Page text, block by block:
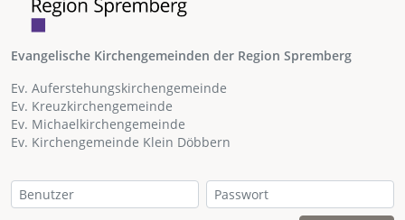
Evangelische Kirchengemeinden der Region Spremberg
Ev. Auferstehungskirchengemeinde
Ev. Kreuzkirchengemeinde
Ev. Michaelkirchengemeinde
Ev. Kirchengemeinde Klein Döbbern